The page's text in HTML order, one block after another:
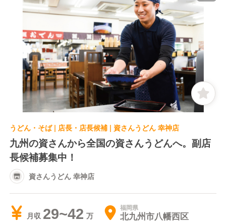
うどん・そば | 店長・店長候補 | 資さんうどん 幸神店
九州の資さんから全国の資さんうどんへ。副店
長候補募集中！
資さんうどん 幸神店
月収 29~42 福岡県
北九州市八幡西区